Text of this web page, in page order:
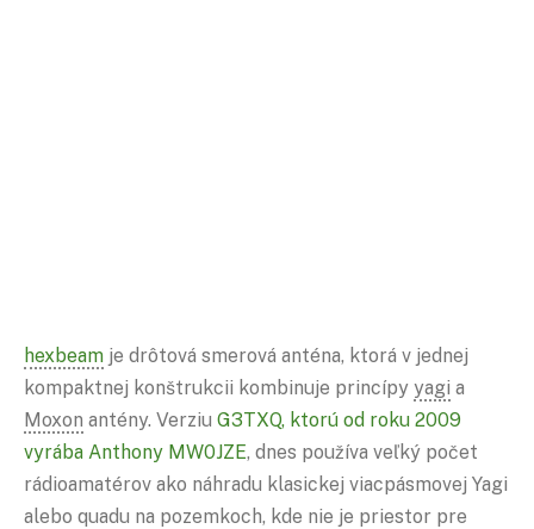
hexbeam je drôtová smerová anténa, ktorá v jednej
kompaktnej konštrukcii kombinuje princípy yagi a
Moxon antény. Verziu G3TXQ, ktorú od roku 2009
vyrába Anthony MW0JZE, dnes používa veľký počet
rádioamatérov ako náhradu klasickej viacpásmovej Yagi
alebo quadu na pozemkoch, kde nie je priestor pre